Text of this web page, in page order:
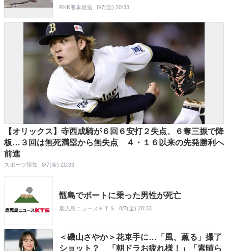
RKK熊本放送 8/7(金) 20:33
【オリックス】寺西成騎が６回６安打２失点、６奪三振で降
板…３回は無死満塁から無失点 ４・１６以来の先発勝利へ
前進
スポーツ報知 8/7(金) 20:33
甑島でボートに乗った男性が死亡
鹿児島ニュースＫＴＳ 8/7(金) 20:33
＜磯山さやか＞花束手に…「風、薫る」撮了
ショット？ 「朝ドラお疲れ様！」「素晴ら